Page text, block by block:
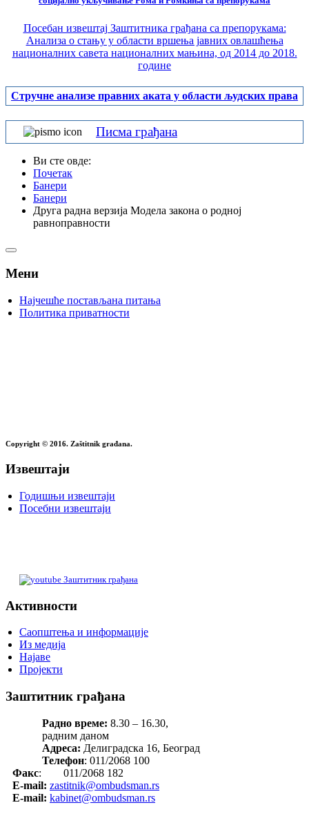
Посебан извештај Заштитника грађана са препорукама:
Анализа о стању у области вршења јавних овлашћења
националних савета националних мањина, од 2014 до 2018.
године
Стручне анализе правних аката у области људских права
Писма грађана
Ви сте овде:
Почетак
Банери
Банери
Друга радна верзија Модела закона о родној
равноправности
Мени
Најчешће постављана питања
Политика приватности
Copyright © 2016. Zaštitnik građana.
Извештаји
Годишњи извештаји
Посебни извештаји
Заштитник грађана
Активности
Саопштења и информације
Из медија
Најаве
Пројекти
Заштитник грађана
Радно време: 8.30 – 16.30,
радним даном
Адреса: Делиградска 16, Београд
Телефон: 011/2068 100
Факс: 011/2068 182
E-mail: zastitnik@ombudsman.rs
E-mail: kabinet@ombudsman.rs